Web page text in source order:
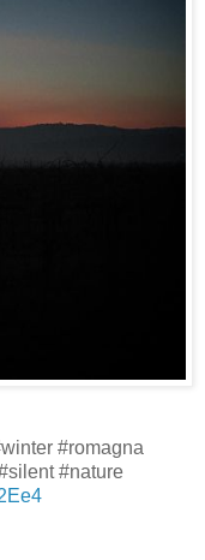
#romagna
#nature